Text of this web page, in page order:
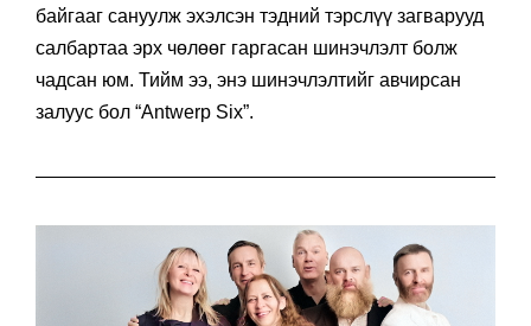
байгааг сануулж эхэлсэн тэдний тэрслүү загварууд
салбартаа эрх чөлөөг гаргасан шинэчлэлт болж
чадсан юм. Тийм ээ, энэ шинэчлэлтийг авчирсан
залуус бол “Antwerp Six”.